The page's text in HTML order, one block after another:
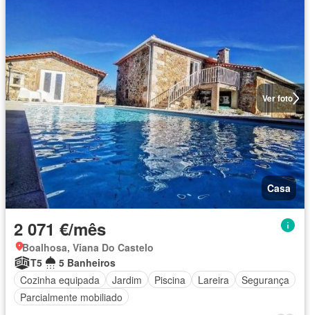
Ver foto
Casa
2 071 €/mês
Boalhosa, Viana Do Castelo
T5
5 Banheiros
Cozinha equipada
Jardim Piscina Lareira
Segurança
Parcialmente mobiliado